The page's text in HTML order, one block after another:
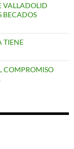
VALLADOLID
BECADOS
TIENE
COMPROMISO